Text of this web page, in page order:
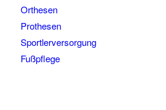
Orthesen
Prothesen
Sportlerversorgung
Fußpflege